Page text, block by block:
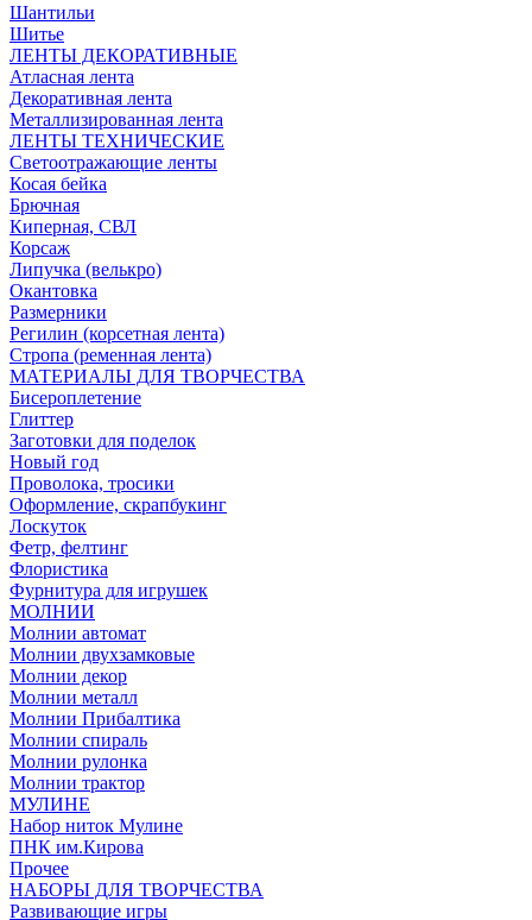
Шантильи
Шитье
ЛЕНТЫ ДЕКОРАТИВНЫЕ
Атласная лента
Декоративная лента
Металлизированная лента
ЛЕНТЫ ТЕХНИЧЕСКИЕ
Светоотражающие ленты
Косая бейка
Брючная
Киперная, СВЛ
Корсаж
Липучка (велькро)
Окантовка
Размерники
Регилин (корсетная лента)
Стропа (ременная лента)
МАТЕРИАЛЫ ДЛЯ ТВОРЧЕСТВА
Бисероплетение
Глиттер
Заготовки для поделок
Новый год
Проволока, тросики
Оформление, скрапбукинг
Лоскуток
Фетр, фелтинг
Флористика
Фурнитура для игрушек
МОЛНИИ
Молнии автомат
Молнии двухзамковые
Молнии декор
Молнии металл
Молнии Прибалтика
Молнии спираль
Молнии рулонка
Молнии трактор
МУЛИНЕ
Набор ниток Мулине
ПНК им.Кирова
Прочее
НАБОРЫ ДЛЯ ТВОРЧЕСТВА
Развивающие игры